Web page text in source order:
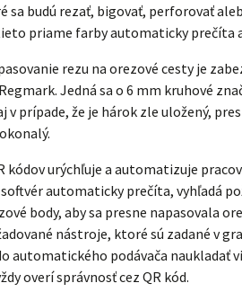
sa budú rezať, bigovať, perforovať
priame farby automaticky prečíta
rezu na orezové cesty je
Jedná sa o 6 mm kruhové
v prípade, že je hárok zle uložený,
kódov urýchľuje a automatizuje
automaticky prečíta, vyhľadá
body, aby sa presne napasovala
nástroje, ktoré sú zadané v
automatického podávača naukladať
overí správnosť cez QR kód.